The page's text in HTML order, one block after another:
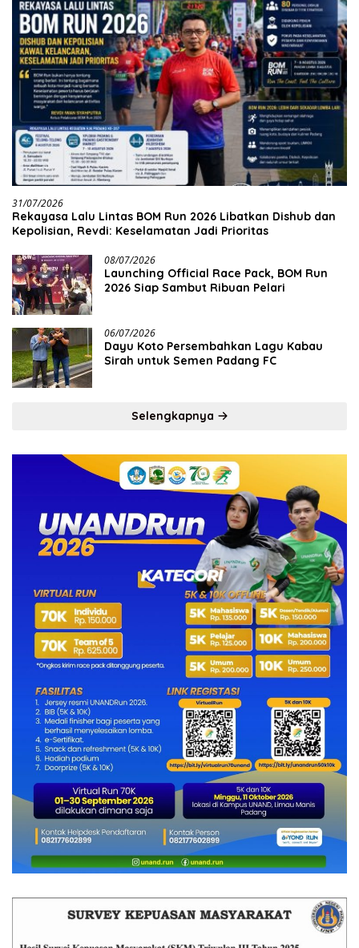
31/07/2026
Rekayasa Lalu Lintas BOM Run 2026 Libatkan Dishub dan
Kepolisian, Revdi: Keselamatan Jadi Prioritas
08/07/2026
Launching Official Race Pack, BOM Run
2026 Siap Sambut Ribuan Pelari
06/07/2026
Dayu Koto Persembahkan Lagu Kabau
Sirah untuk Semen Padang FC
Selengkapnya